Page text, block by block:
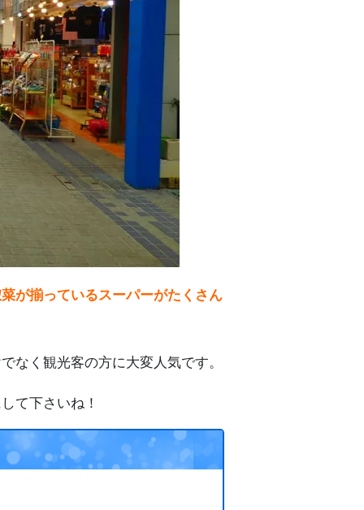
が揃っているスーパーがたくさん
なく観光客の方に大変人気です。
て下さいね！